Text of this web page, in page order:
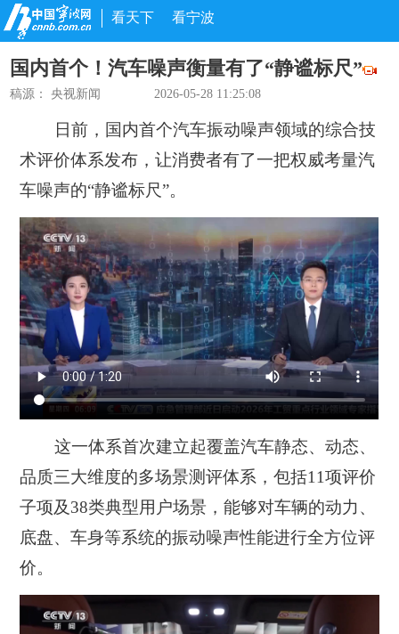
看天下 看宁波
国内首个！汽车噪声衡量有了“静谧标尺”
稿源：央视新闻 2026-05-28 11:25:08
日前， 国内首个汽车振动噪声领域的综合技
术评价体系发布 ，让消费者有了一把权威考量汽
车噪声的“静谧标尺”。
这一体系首次建立起覆盖汽车静态、动态、
品质三大维度的多场景测评体系，包括11项评价
子项及38类典型用户场景，能够对车辆的动力、
底盘、车身等系统的振动噪声性能进行全方位评
价。